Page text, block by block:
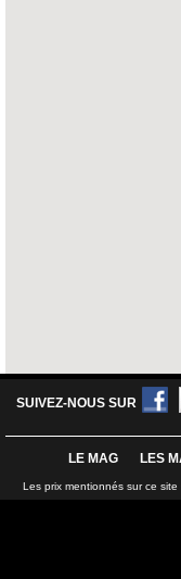
SUIVEZ-NOUS SUR
LE MAG LES
Les prix mentionnés sur ce